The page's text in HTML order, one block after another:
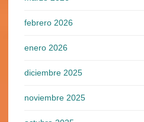
febrero 2026
enero 2026
diciembre 2025
noviembre 2025